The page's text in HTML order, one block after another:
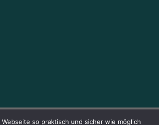
so praktisch und sicher wie möglich